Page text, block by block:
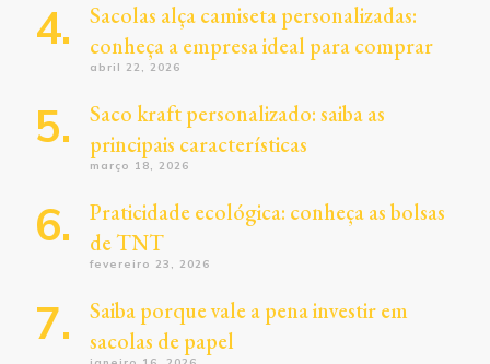
Sacolas alça camiseta personalizadas:
conheça a empresa ideal para comprar
abril 22, 2026
Saco kraft personalizado: saiba as
principais características
março 18, 2026
Praticidade ecológica: conheça as bolsas
de TNT
fevereiro 23, 2026
Saiba porque vale a pena investir em
sacolas de papel